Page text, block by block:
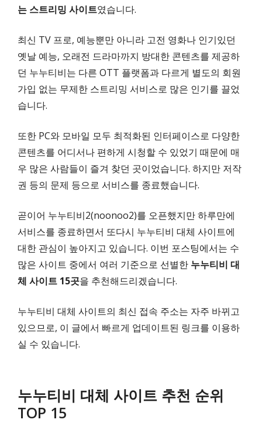
는 스트리밍 사이트였습니다.
최신 TV 프로, 예능뿐만 아니라 고전 영화나 인기있던
옛날 예능, 오래전 드라마까지 방대한 콘텐츠를 제공하
던 누누티비는 다른 OTT 플랫폼과 다르게 별도의 회원
가입 없는 무제한 스트리밍 서비스로 많은 인기를 끌었
습니다.
또한 PC와 모바일 모두 최적화된 인터페이스로 다양한
콘텐츠를 어디서나 편하게 시청할 수 있었기 때문에 매
우 많은 사람들이 즐겨 찾던 곳이었습니다. 하지만 저작
권 등의 문제 등으로 서비스를 종료했습니다.
곧이어 누누티비2(noonoo2)를 오픈했지만 하루만에
서비스를 종료하면서 또다시 누누티비 대체 사이트에
대한 관심이 높아지고 있습니다. 이번 포스팅에서는 수
많은 사이트 중에서 여러 기준으로 선별한 누누티비 대
체 사이트 15곳을 추천해드리겠습니다.
누누티비 대체 사이트의 최신 접속 주소는 자주 바뀌고
있으므로, 이 글에서 빠르게 업데이트된 링크를 이용하
실 수 있습니다.
누누티비 대체 사이트 추천 순위
TOP 15